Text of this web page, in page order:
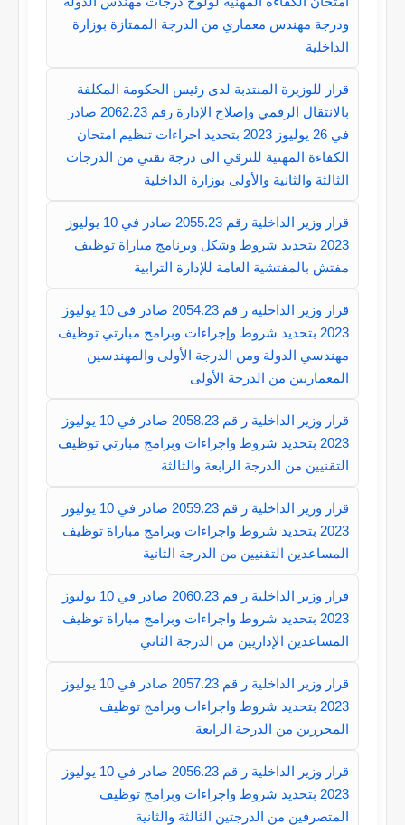
ودرجة مهندس معماري من الدرجة الممتازة بوزارة
الداخلية
قرار للوزيرة المنتدبة لدى رئيس الحكومة المكلفة
بالانتقال الرقمي وإصلاح الإدارة رقم 2062.23 صادر
في 26 يوليوز 2023 بتحديد اجراءات تنظيم امتحان
الكفاءة المهنية للترقي الى درجة تقني من الدرجات
الثالثة والثانية والأولى بوزارة الداخلية
قرار وزير الداخلية رقم 2055.23 صادر في 10 يوليوز
2023 بتحديد شروط وشكل وبرنامج مباراة توظيف
مفتش بالمفتشية العامة للإدارة الترابية
قرار وزير الداخلية ر قم 2054.23 صادر في 10 يوليوز
2023 بتحديد شروط وإجراءات وبرامج مبارتي توظيف
مهندسي الدولة ومن الدرجة الأولى والمهندسين
المعماريين من الدرجة الأولى
قرار وزير الداخلية ر قم 2058.23 صادر في 10 يوليوز
2023 بتحديد شروط واجراءات وبرامج مبارتي توظيف
التقنيين من الدرجة الرابعة والثالثة
قرار وزير الداخلية ر قم 2059.23 صادر في 10 يوليوز
2023 بتحديد شروط واجراءات وبرامج مباراة توظيف
المساعدين التقنيين من الدرجة الثانية
قرار وزير الداخلية ر قم 2060.23 صادر في 10 يوليوز
2023 بتحديد شروط واجراءات وبرامج مباراة توظيف
المساعدين الإداريين من الدرجة الثاني
قرار وزير الداخلية ر قم 2057.23 صادر في 10 يوليوز
2023 بتحديد شروط واجراءات وبرامج توظيف
المحررين من الدرجة الرابعة
قرار وزير الداخلية ر قم 2056.23 صادر في 10 يوليوز
2023 بتحديد شروط واجراءات وبرامج توظيف
المتصرفين من الدرجتين الثالثة والثانية